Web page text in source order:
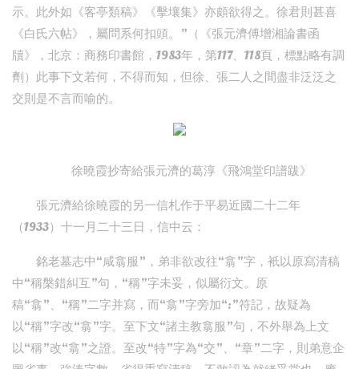
示。此外如《客亭類稿》《擊壤集》亦頗欲得之。徐君則甚喜
《白氏六帖》，屬問系何扣頭。”（《張元濟傅增湘論書函
牘》，北京：商務印書館，1983年，第117、118頁，標點略有調
劑）此事下文若何，不得而知，但徐、張二人之間盡非泛泛之
交則是不言而喻的。
徐曉霞抄寄給張元濟的葛淳《飛鴻堂印譜跋》
張元濟給徐曉霞的另一信札作于平易近國二十二年
（1933）十一月二十三日，信中云：
銘老墓志中“咸翕服”，弟非欲改往“翕”字，衹以原寫清稿
中“稱槃錯糾互”句，“稱”字未妥，似屬衍文。原
稿“翕”、“稱”二字并寫，而“翕”字旁加“:”符記，故疑為
以“稱”字改“翕”字。至下文“諸主教翕服”句，不外舉為上文
以“稱”改“翕”之證。至改“特”字為“交”、“章”二字，則弟意企